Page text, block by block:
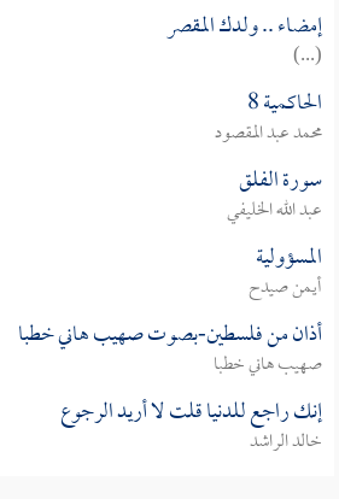
إمضاء .. ولدك المقصر
(...)
الحاكمية 8
محمد عبد المقصود
سورة الفلق
عبد الله الخليفي
المسؤولية
أيمن صيدح
أذان من فلسطين-بصوت صهيب هاني خطبا
صهيب هاني خطبا
إنك راجع للدنيا قلت لا أريد الرجوع
خالد الراشد